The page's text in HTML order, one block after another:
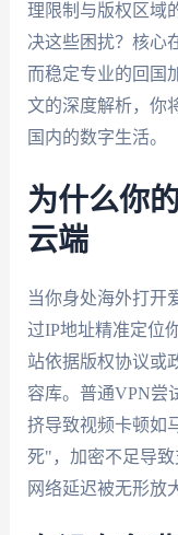
理限制与版权区域
决这些困扰？核心
而稳定专业的回国
文的深度解析，你
国内的数字生活。
为什么你
云端
当你身处海外打开
过IP地址精准定位
站依据版权协议或
容库。普通VPN尝
挤导致视频卡顿如
死"，加密不足导
网络延迟被无形放